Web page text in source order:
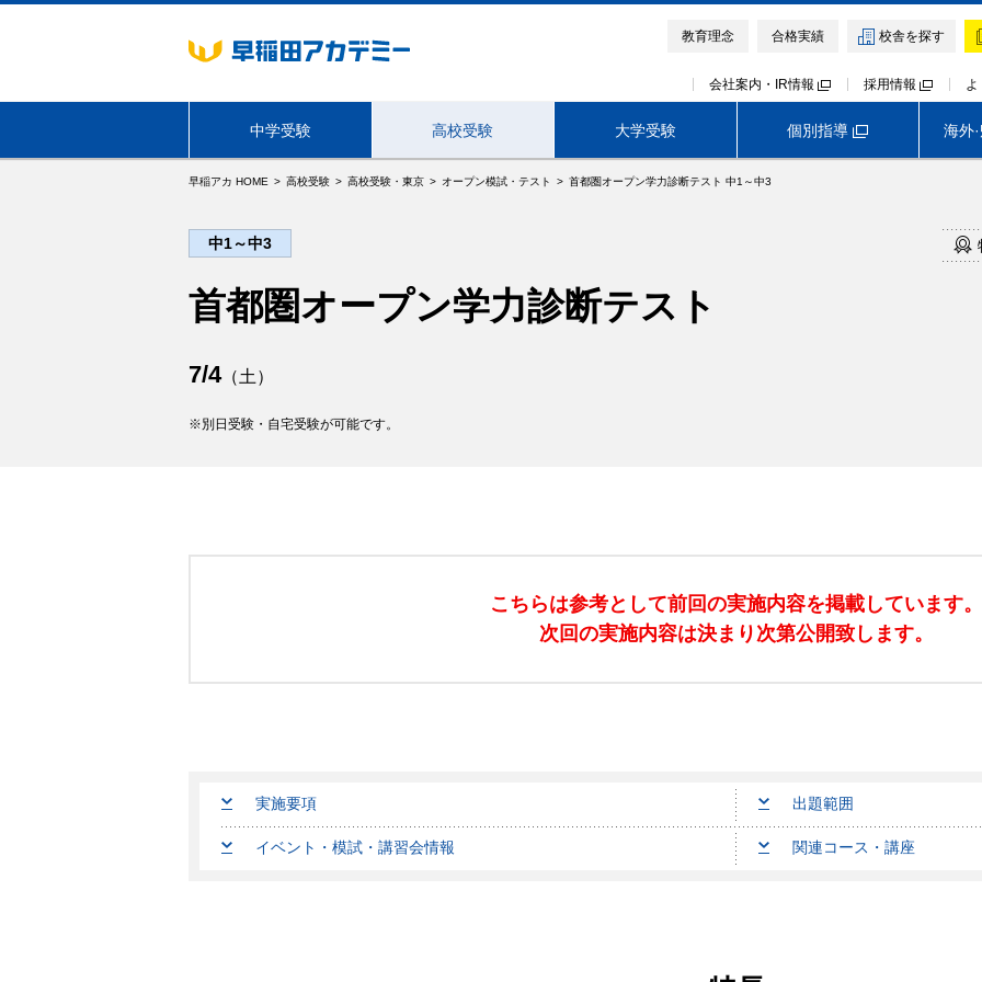
教育理念 合格実績 校舎を探す
会社案内・IR情報 採用情報 よ
中学受験 高校受験
千葉
難関中高受験専門塾 ExiV
大学受験 個別指導 海外
早稲アカ HOME 高校受験 高校受験・東京 オープン模試・テスト 首都圏オープン学力診断テスト 中1～中3
中1～中3
首都圏オープン学力診断テスト
7/4（土）
別日受験・自宅受験が可能です。
こちらは参考として前回の実施内容を掲載しています。
次回の実施内容は決まり次第公開致します。
実施要項 出題範囲
イベント・模試・講習会情報 関連コース・講座